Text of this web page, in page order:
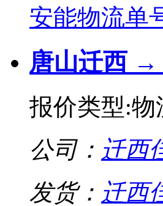
安能物流单
唐山迁西 →
报价类型:物
公司： 迁西
发货： 迁西